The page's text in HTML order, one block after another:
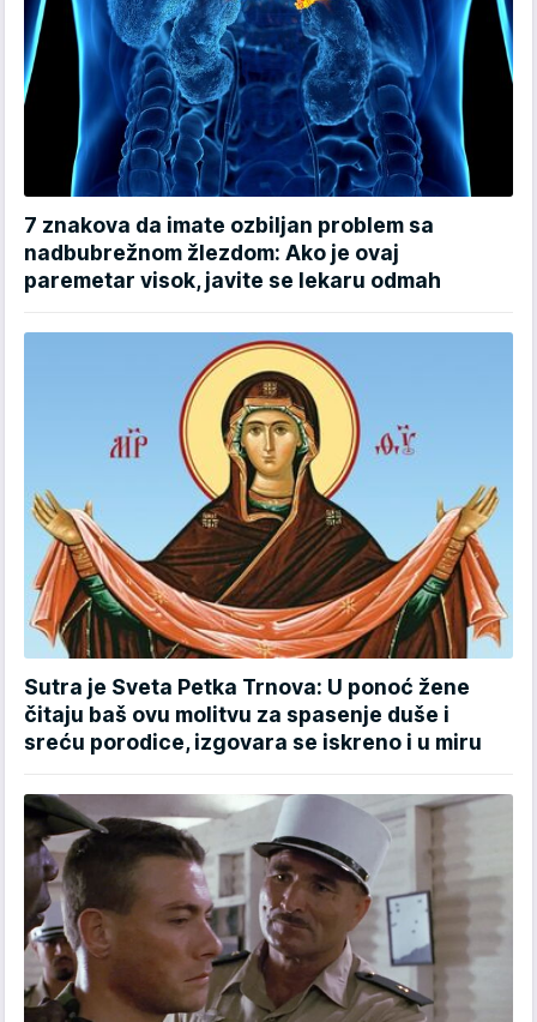
7 znakova da imate ozbiljan problem sa
nadbubrežnom žlezdom: Ako je ovaj
paremetar visok, javite se lekaru odmah
Sutra je Sveta Petka Trnova: U ponoć žene
čitaju baš ovu molitvu za spasenje duše i
sreću porodice, izgovara se iskreno i u miru